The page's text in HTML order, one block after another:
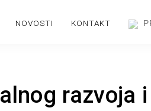
NOVOSTI KONTAKT
razvoja